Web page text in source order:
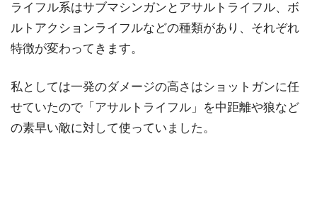
ライフル系はサブマシンガンとアサルトライフル、ボ
ルトアクションライフルなどの種類があり、それぞれ
特徴が変わってきます。
私としては一発のダメージの高さはショットガンに任
せていたので「アサルトライフル」を中距離や狼など
の素早い敵に対して使っていました。